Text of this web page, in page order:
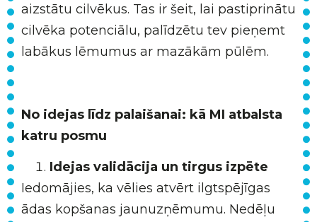
aizstātu cilvēkus. Tas ir šeit, lai pastiprinātu
cilvēka potenciālu, palīdzētu tev pieņemt
labākus lēmumus ar mazākām pūlēm.
No idejas līdz palaišanai: kā MI atbalsta
katru posmu
Idejas validācija un tirgus izpēte
Iedomājies, ka vēlies atvērt ilgtspējīgas
ādas kopšanas jaunuzņēmumu. Nedēļu